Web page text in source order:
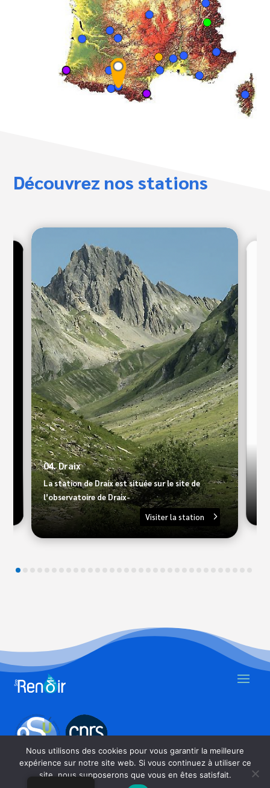
Découvrez nos stations
04. Draix
La station de Draix est située sur le site de
l’observatoire de Draix-
Visiter la station
Nous utilisons des cookies pour vous garantir la meilleure
expérience sur notre site web. Si vous continuez à utiliser ce
site, nous supposerons que vous en êtes satisfait.